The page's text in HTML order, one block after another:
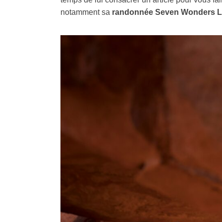
notamment sa randonnée Seven Wonders